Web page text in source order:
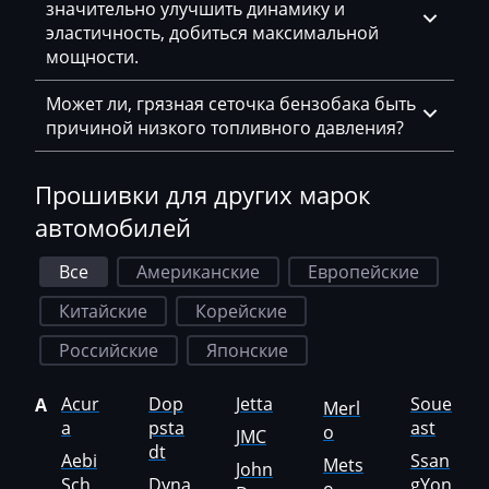
MTZ
Neoplan
NewHolland
Nissan
Omoda
Opel
Oting
Otokar
Pellenc
Perkins
Peterbilt
Peugeot
значительно улучшить динамику и
эластичность, добиться максимальной
мощности.
Может ли, грязная сеточка бензобака быть
причиной низкого топливного давления?
Прошивки для других марок
автомобилей
Все Американские
Европейские
Китайские
Корейские
Российские
Японские
A Acur
a
Aebi
Dop
psta
dt
Jetta
JMC
John
Merl
o
Mets
Soue
ast
Ssan